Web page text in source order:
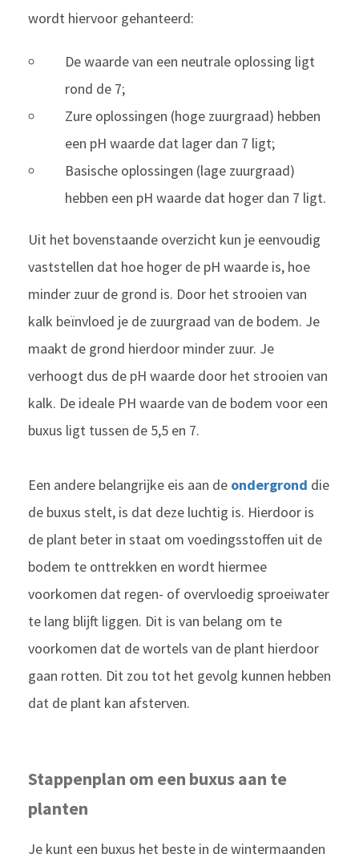
wordt hiervoor gehanteerd:
De waarde van een neutrale oplossing ligt
rond de 7;
Zure oplossingen (hoge zuurgraad) hebben
een pH waarde dat lager dan 7 ligt;
Basische oplossingen (lage zuurgraad)
hebben een pH waarde dat hoger dan 7 ligt.
Uit het bovenstaande overzicht kun je eenvoudig
vaststellen dat hoe hoger de pH waarde is, hoe
minder zuur de grond is. Door het strooien van
kalk beïnvloed je de zuurgraad van de bodem. Je
maakt de grond hierdoor minder zuur. Je
verhoogt dus de pH waarde door het strooien van
kalk. De ideale PH waarde van de bodem voor een
buxus ligt tussen de 5,5 en 7.
Een andere belangrijke eis aan de ondergrond die
de buxus stelt, is dat deze luchtig is. Hierdoor is
de plant beter in staat om voedingsstoffen uit de
bodem te onttrekken en wordt hiermee
voorkomen dat regen- of overvloedig sproeiwater
te lang blijft liggen. Dit is van belang om te
voorkomen dat de wortels van de plant hierdoor
gaan rotten. Dit zou tot het gevolg kunnen hebben
dat de plant kan afsterven.
Stappenplan om een buxus aan te
planten
Je kunt een buxus het beste in de wintermaanden